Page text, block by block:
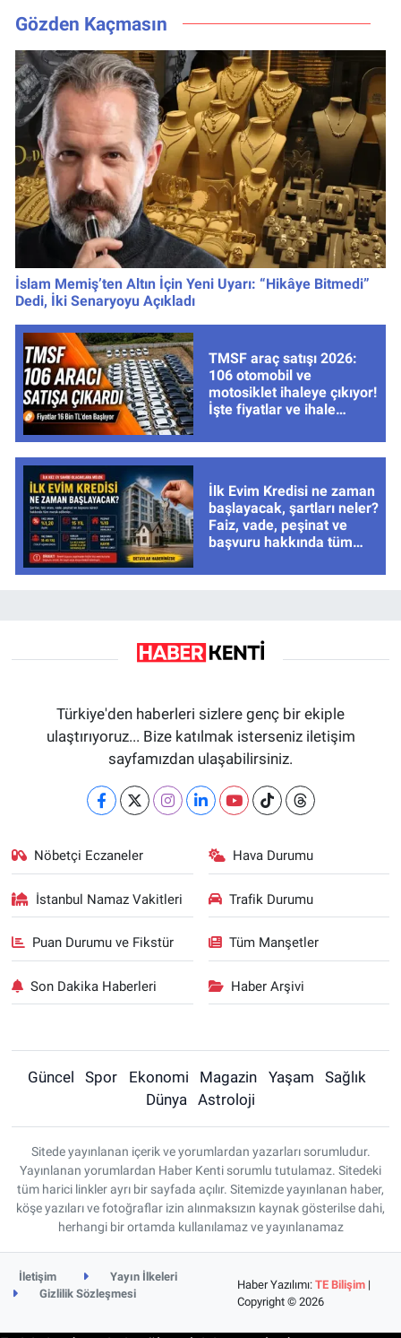
Oldu
Gözden Kaçmasın
İslam Memiş’ten Altın İçin Yeni Uyarı: “Hikâye Bitmedi”
Dedi, İki Senaryoyu Açıkladı
TMSF araç satışı 2026:
106 otomobil ve
motosiklet ihaleye çıkıyor!
İşte fiyatlar ve ihale
İlk Evim Kredisi ne zaman
başlayacak, şartları neler?
Faiz, vade, peşinat ve
başvuru hakkında tüm
Türkiye'den haberleri sizlere genç bir ekiple
ulaştırıyoruz... Bize katılmak isterseniz iletişim
sayfamızdan ulaşabilirsiniz.
Nöbetçi Eczaneler Hava Durumu
İstanbul Namaz Vakitleri Trafik Durumu
Puan Durumu ve Fikstür Tüm Manşetler
Son Dakika Haberleri Haber Arşivi
Güncel Spor Ekonomi Magazin Yaşam
Sağlık
Dünya
Astroloji
Sitede yayınlanan içerik ve yorumlardan yazarları sorumludur.
Yayınlanan yorumlardan Haber Kenti sorumlu tutulamaz. Sitedeki
tüm harici linkler ayrı bir sayfada açılır. Sitemizde yayınlanan haber,
köşe yazıları ve fotoğraflar izin alınmaksızın kaynak gösterilse dahi,
herhangi bir ortamda kullanılamaz ve yayınlanamaz
İletişim
Yayın İlkeleri
Gizlilik Sözleşmesi
Haber Yazılımı:TE Bilişim |
Copyright © 2026